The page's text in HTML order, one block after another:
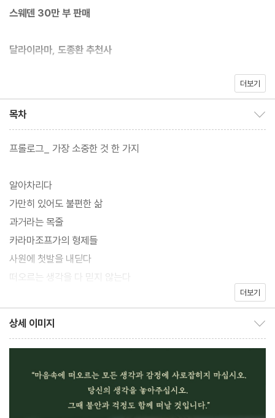
스웨덴 30만 부 판매
달라이라마, 도종환 추천사
때 이른 성공을 버리고 떠난 17년간의 숲속 수행,
“불안의 폭풍우 속에 있는 당신을 구원할 책.”
2022년 1월, 한 사람이 세상을 떠났다. ‘망설임도, 두려움도 없이 떠
납니다’라는 한마디를 남기고. 그러자 스웨덴 전역에 거대한 애도의
물결이 일었다. 비욘 나티코 린데블라드. 수많은 스웨덴인들을 불안
에서 끌어내어 평화와 고요로 이끌었던 그는 2018년 루게릭병에 진
것을 버리고 숲속으로 17년간 수행을 떠났던 저자의 여정과 깨달음,
그리고 마지막을 담은 책으로 수많은 독자들의 삶에 감동과 용기를
더보기
목차
프롤로그_ 가장 소중한 것 한 가지
알아차리다
가만히 있어도 불편한 삶
과거라는 목줄
카라마조프가의 형제들
사원에 첫발을 내딛다
떠오르는 생각을 다 믿지 않는다
순간의 지성
괴짜들의 공동체
선택하지 않는 훈련
더보기
상세 이미지